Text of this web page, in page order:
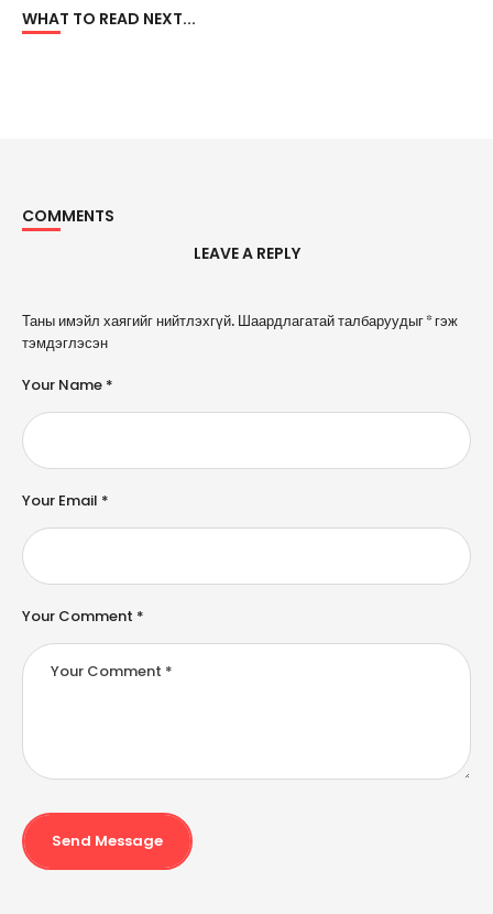
WHAT TO READ NEXT...
COMMENTS
LEAVE A REPLY
Таны имэйл хаягийг нийтлэхгүй. Шаардлагатай талбаруудыг*гэж
тэмдэглэсэн
Your Comment *
Your Name *
Your Email *
Send Message
A
l
e
n
a
ti
e